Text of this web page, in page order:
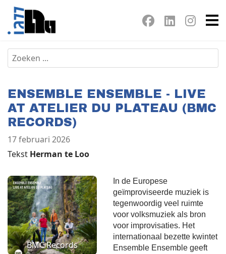
ENSEMBLE ENSEMBLE - LIVE
AT ATELIER DU PLATEAU (BMC
RECORDS)
17 februari 2026
Tekst Herman te Loo
BMC Records
In de Europese
geïmproviseerde muziek is
tegenwoordig veel ruimte
voor volksmuziek als bron
voor improvisaties. Het
internationaal bezette kwintet
Ensemble Ensemble geeft